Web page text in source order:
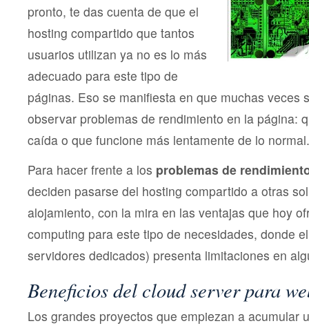
pronto, te das cuenta de que el
hosting compartido que tantos
usuarios utilizan ya no es lo más
adecuado para este tipo de
páginas. Eso se manifiesta en que muchas veces
observar problemas de rendimiento en la página:
caída o que funcione más lentamente de lo normal.
Para hacer frente a los problemas de
deciden pasarse del hosting compartido a otras
alojamiento, con la mira en las ventajas que hoy
computing para este tipo de necesidades, donde
servidores dedicados) presenta limitaciones en
Beneficios del cloud server para
Los grandes proyectos que empiezan a acumular